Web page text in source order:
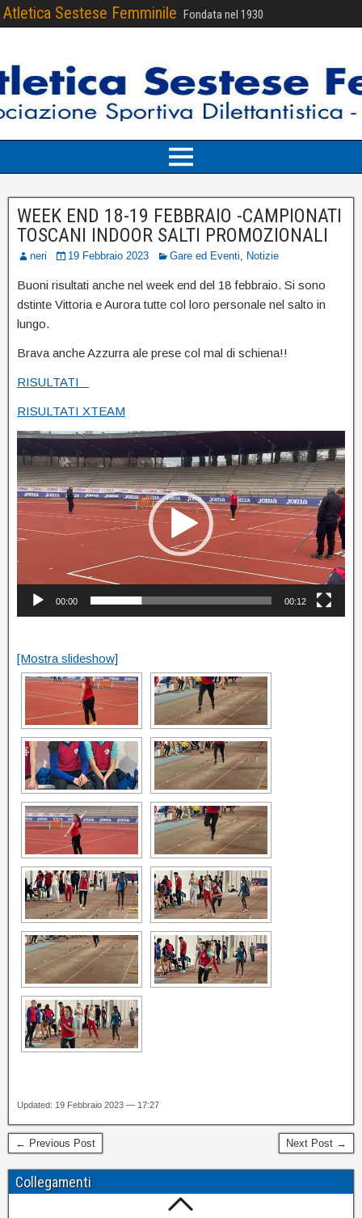
Atletica Sestese Femminile Fondata nel 1930
WEEK END 18-19 FEBBRAIO -CAMPIONATI
TOSCANI INDOOR SALTI PROMOZIONALI
neri 19 Febbraio 2023 Gare ed Eventi, Notizie
Buoni risultati anche nel week end del 18 febbraio. Si sono
dstinte Vittoria e Aurora tutte col loro personale nel salto in
lungo.
Brava anche Azzurra ale prese col mal di schiena!!
RISULTATI
RISULTATI XTEAM
Video
Player
00:00 00:12
[Mostra slideshow]
Updated: 19 Febbraio 2023 — 17:27
← Previous Post Next Post →
Collegamenti